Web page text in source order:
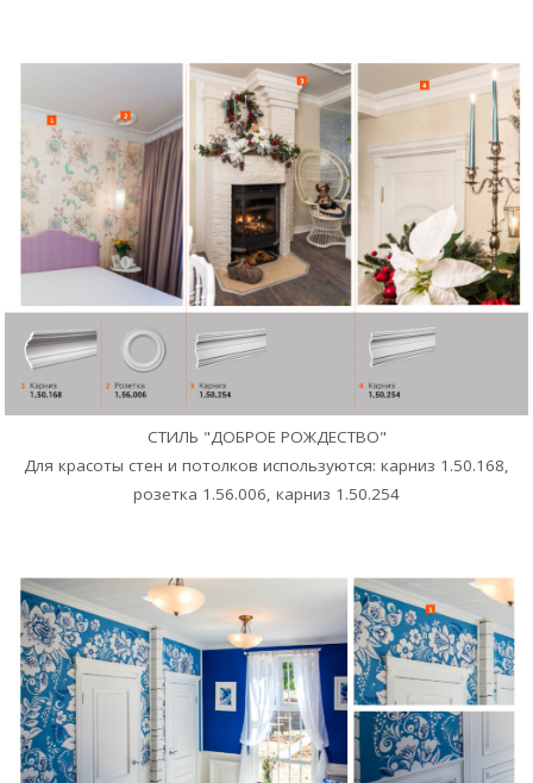
СТИЛЬ "ДОБРОЕ РОЖДЕСТВО"
Для красоты стен и потолков используются: карниз 1.50.168,
розетка 1.56.006, карниз 1.50.254